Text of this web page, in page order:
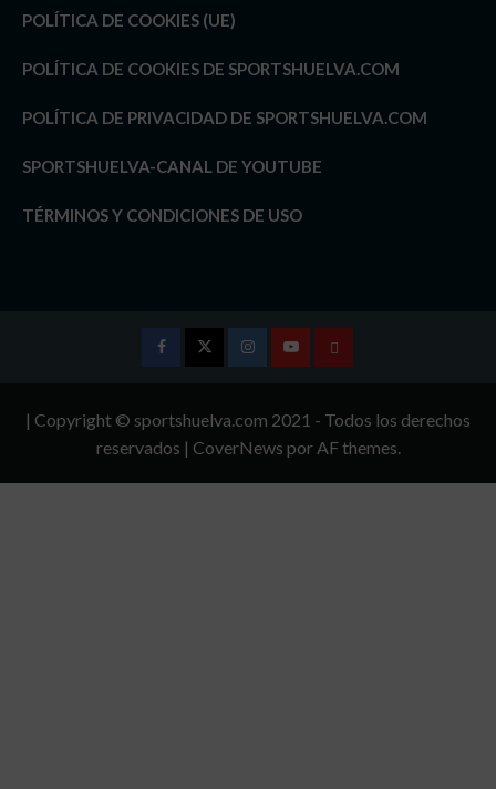
POLÍTICA DE COOKIES (UE)
POLÍTICA DE COOKIES DE SPORTSHUELVA.COM
POLÍTICA DE PRIVACIDAD DE SPORTSHUELVA.COM
SPORTSHUELVA-CANAL DE YOUTUBE
TÉRMINOS Y CONDICIONES DE USO
InstagramYoutubeTÉRMINOS
CONDICIONES
| Copyright © sportshuelva.com 2021 - Todos los derechos
reservados | CoverNews por AF themes.